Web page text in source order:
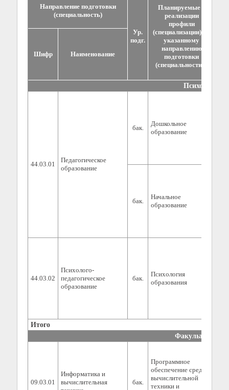
Направление подготовки
(специальность)
Ур.
подг.
Планируемые к
реализации
профили
(специализации) по
указанному
направлению
подготовки
(специальности)*
Шифр Наименование
Психолого-
44.03.01
Педагогическое
образование
бак.
Дошкольное
образование
бак.
Начальное
образование
44.03.02
Психолого-
педагогическое
образование
бак.
Психология
образования
Итого
Факультет
09.03.01
Информатика и
вычислительная
бак.
Программное
обеспечение средств
вычислительной
техники и